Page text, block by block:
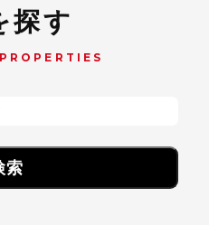
探す